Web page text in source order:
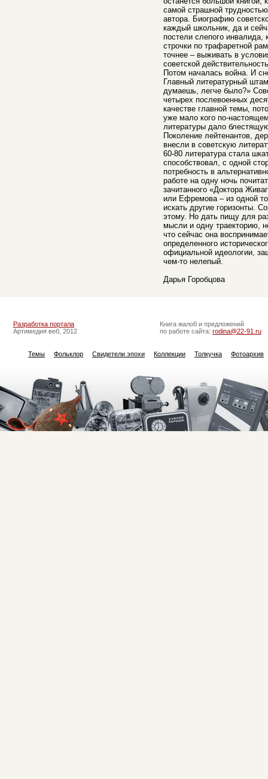
самой страшной
автора. Биографию
каждый школьник, да и
постели слепого
строчки по трафаретной
точнее – выживать в
советской
Потом началась война. И
Главный литературный
думаешь, легче было?»
четырех послевоенных
качестве главной темы,
уже мало кого по-
литературы дало
Поколение лейтенантов,
внесли в советскую
60-80 литература стала
способствовал, с одной
потребность в
работе на одну ночь
зачитанного «Доктора
или Ефремова – из одной
искать другие горизонты.
этому. Но дать пищу для
мысли и одну траекторию,
что сейчас она
определенного
официальной идеологии,
чем-то нелепый.
Дарья Горобцова
Разработка портала
Артимедия веб, 2012
Книга жалоб и предложений
по работе сайта: rodina@22-91.ru
Темы Фольклор Свидетели эпохи Коллекции Толкучка Фотоархив